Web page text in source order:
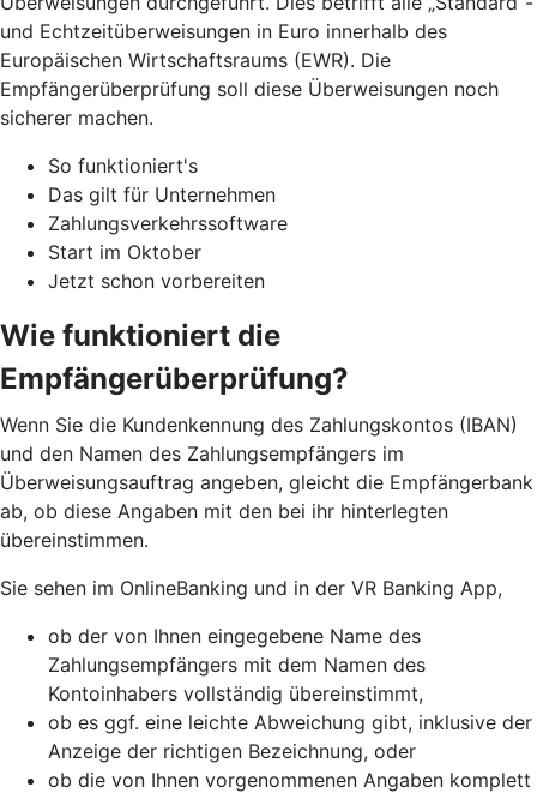
und Echtzeitüberweisungen in Euro innerhalb des
Europäischen Wirtschaftsraums (EWR). Die
Empfängerüberprüfung soll diese Überweisungen noch
sicherer machen.
So funktioniert's
Das gilt für Unternehmen
Zahlungsverkehrssoftware
Start im Oktober
Jetzt schon vorbereiten
Wie funktioniert die
Empfängerüberprüfung?
Wenn Sie die Kundenkennung des Zahlungskontos (IBAN)
und den Namen des Zahlungsempfängers im
Überweisungsauftrag angeben, gleicht die Empfängerbank
ab, ob diese Angaben mit den bei ihr hinterlegten
übereinstimmen.
Sie sehen im OnlineBanking und in der VR Banking App,
ob der von Ihnen eingegebene Name des
Zahlungsempfängers mit dem Namen des
Kontoinhabers vollständig übereinstimmt,
ob es ggf. eine leichte Abweichung gibt, inklusive der
Anzeige der richtigen Bezeichnung, oder
ob die von Ihnen vorgenommenen Angaben komplett